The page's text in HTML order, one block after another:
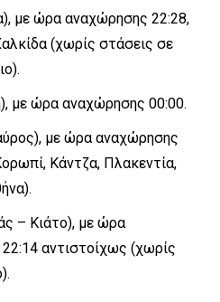
με ώρα αναχώρησης 22:28,
(χωρίς στάσεις σε
με ώρα αναχώρησης 00:00.
με ώρα αναχώρησης
Κάντζα, Πλακεντία,
– Κιάτο), με ώρα
αντιστοίχως (χωρίς